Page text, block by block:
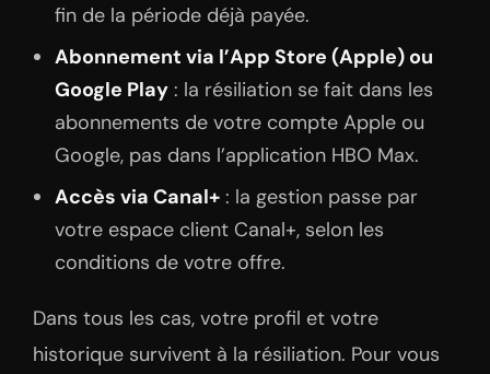
fin de la période déjà payée.
Abonnement via l’App Store (Apple) ou
Google Play : la résiliation se fait dans les
abonnements de votre compte Apple ou
Google, pas dans l’application HBO Max.
Accès via Canal+ : la gestion passe par
votre espace client Canal+, selon les
conditions de votre offre.
Dans tous les cas, votre profil et votre
historique survivent à la résiliation. Pour vous